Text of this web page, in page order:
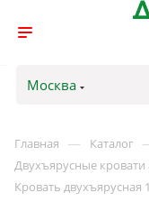
Москва
Главная — Каталог
Двухъярусные кровати
Кровать двухъярусная